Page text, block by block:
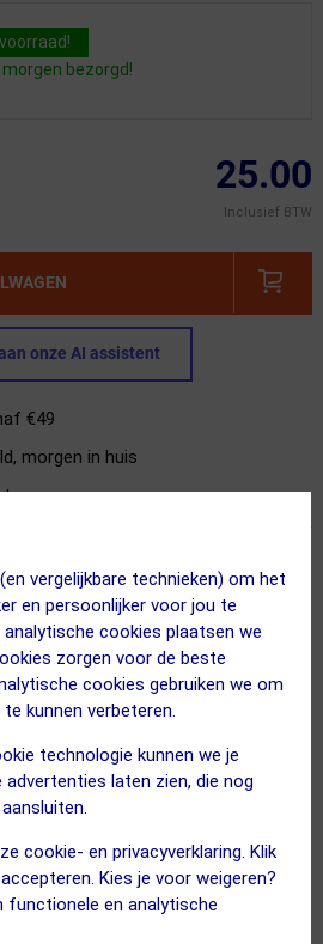
vergelijkbare technieken) om het
en persoonlijker voor jou te
cookies plaatsen we
zorgen voor de beste
cookies gebruiken we om
kunnen verbeteren.
technologie kunnen we je
laten zien, die nog
cookie- en privacyverklaring. Klik
Kies je voor weigeren?
functionele en analytische
bezorgd!
25.00
Inclusief BTW
onze AI assistent
€49
morgen in huis
Tube Bag Frametas Zwart
Pomp Pro
alternatief